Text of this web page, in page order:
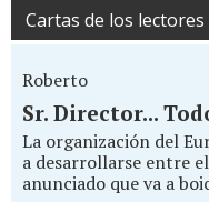
Cartas de los lectores
Roberto
Sr. Director...
La organización del
a desarrollarse entre
anunciado que va a